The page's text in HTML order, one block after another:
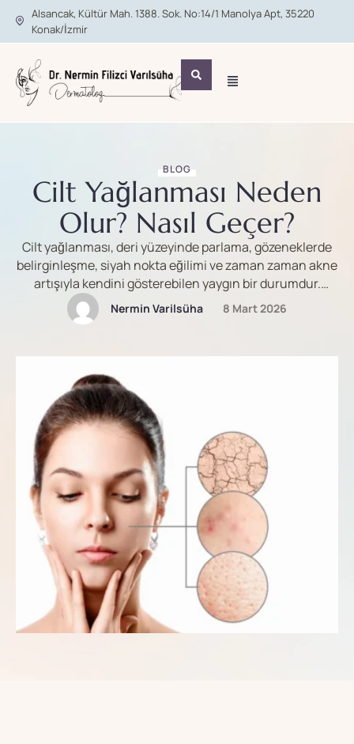
Alsancak, Kültür Mah. 1388. Sok. No:14/1 Manolya Apt, 35220
Konak/İzmir
BLOG
Cilt Yağlanması Neden
Olur? Nasıl Geçer?
Cilt yağlanması, deri yüzeyinde parlama, gözeneklerde
belirginleşme, siyah nokta eğilimi ve zaman zaman akne
artışıyla kendini gösterebilen yaygın bir durumdur.
Bunun temel nedeni, ciltteki yağ bezelerinin yani
sebaceous glandların fazla sebum üretmesidir. Sebum
dengesini desteklemeye ve bariyer bütünlüğünü
sürdürmeye yardımcı olur. Sorun, bu üretim normalin
üzerine çıktığında …
Nermin Varilsüha 8 Mart 2026